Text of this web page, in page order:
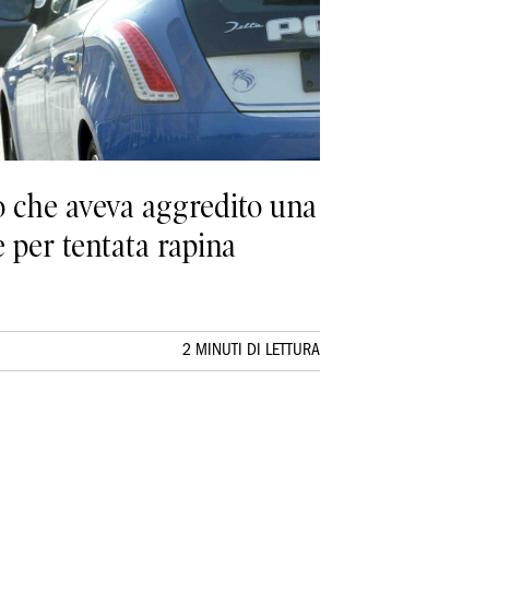
aveva aggredito una
per tentata rapina
2 MINUTI DI LETTURA